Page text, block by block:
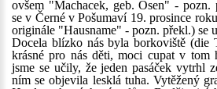
ovšem "Machacek, geb. Osen" - pozn.
se v Černé v Pošumaví 19. prosince
originále "Hausname" - pozn. překl.) se
Docela blízko nás byla borkoviště (die
krásné pro nás děti, moci cupat v tom
jsme se učily, že jeden pasáček vytrhl
ním se objevila lesklá tuha. Vytěžený